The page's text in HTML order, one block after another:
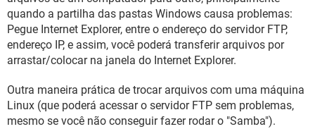
quando a partilha das pastas Windows causa problemas:
Pegue Internet Explorer, entre o endereço do servidor FTP,
endereço IP, e assim, você poderá transferir arquivos por
arrastar/colocar na janela do Internet Explorer.
Outra maneira prática de trocar arquivos com uma máquina
Linux (que poderá acessar o servidor FTP sem problemas,
mesmo se você não conseguir fazer rodar o "Samba").